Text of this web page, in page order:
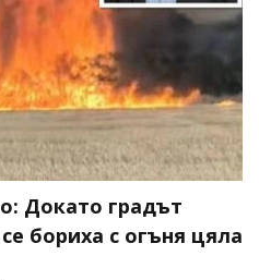
Докато градът
бориха с огъня цяла